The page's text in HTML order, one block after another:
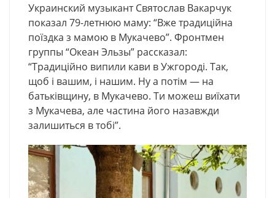
Украинский музыкант Святослав Вакарчук
показал 79-летнюю маму: “Вже традиційна
поїздка з мамою в Мукачево”. Фронтмен
группы “Океан Эльзы” рассказал:
“Традиційно випили кави в Ужгороді. Так,
щоб і вашим, і нашим. Ну а потім — на
батьківщину, в Мукачево. Ти можеш виїхати
з Мукачева, але частина його назавжди
залишиться в тобі”.